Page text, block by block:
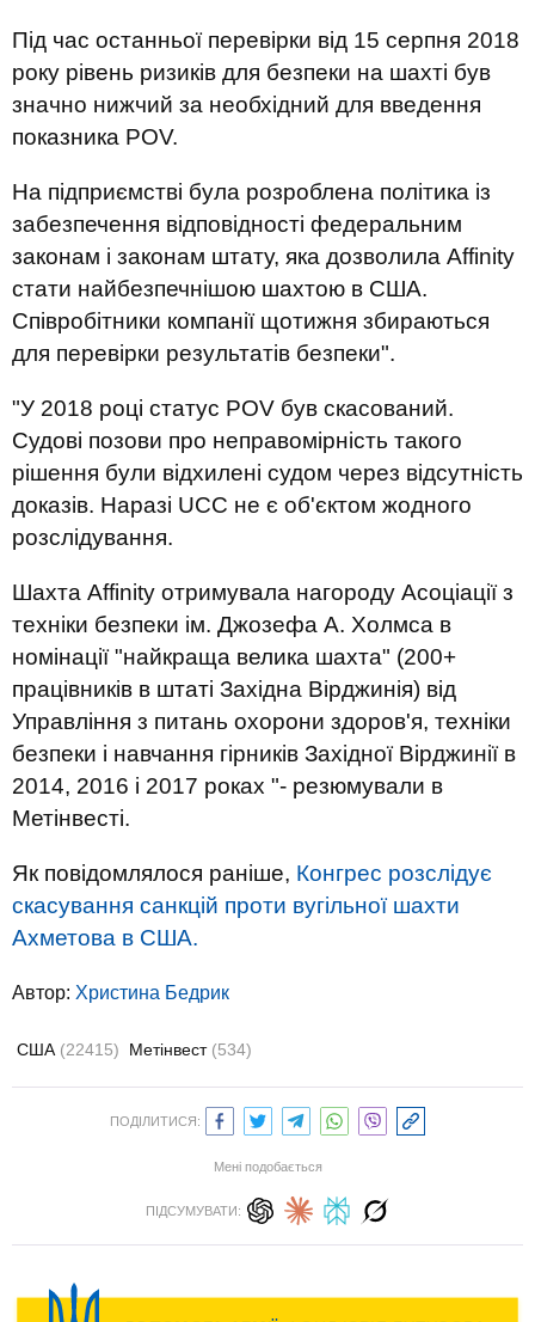
Під час останньої перевірки від 15 серпня 2018
року рівень ризиків для безпеки на шахті був
значно нижчий за необхідний для введення
показника POV.
На підприємстві була розроблена політика із
забезпечення відповідності федеральним
законам і законам штату, яка дозволила Affinity
стати найбезпечнішою шахтою в США.
Співробітники компанії щотижня збираються
для перевірки результатів безпеки".
"У 2018 році статус POV був скасований.
Судові позови про неправомірність такого
рішення були відхилені судом через відсутність
доказів. Наразі UCC не є об'єктом жодного
розслідування.
Шахта Affinity отримувала нагороду Асоціації з
техніки безпеки ім. Джозефа А. Холмса в
номінації "найкраща велика шахта" (200+
працівників в штаті Західна Вірджинія) від
Управління з питань охорони здоров'я, техніки
безпеки і навчання гірників Західної Вірджинії в
2014, 2016 і 2017 роках "- резюмували в
Метінвесті.
Як повідомлялося раніше, Конгрес розслідує
скасування санкцій проти вугільної шахти
Ахметова в США.
Автор: Христина Бедрик
США (22415) Метінвест (534)
ПОДІЛИТИСЯ:
Мені подобається
ПІДСУМУВАТИ: